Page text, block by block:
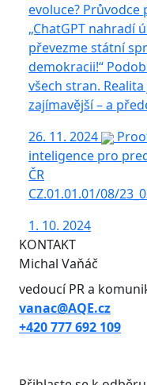
evoluce? Průvodce
„ChatGPT nahradí
převezme státní
demokracii!“
všech stran.
zajímavější – a
26. 11. 2024
inteligence pro
ČR
CZ.01.01.01/08/
1. 10. 2024
KONTAKT
Michal Vaňáč
vedoucí PR a
vanac@AQE.cz
+420 777 692 109